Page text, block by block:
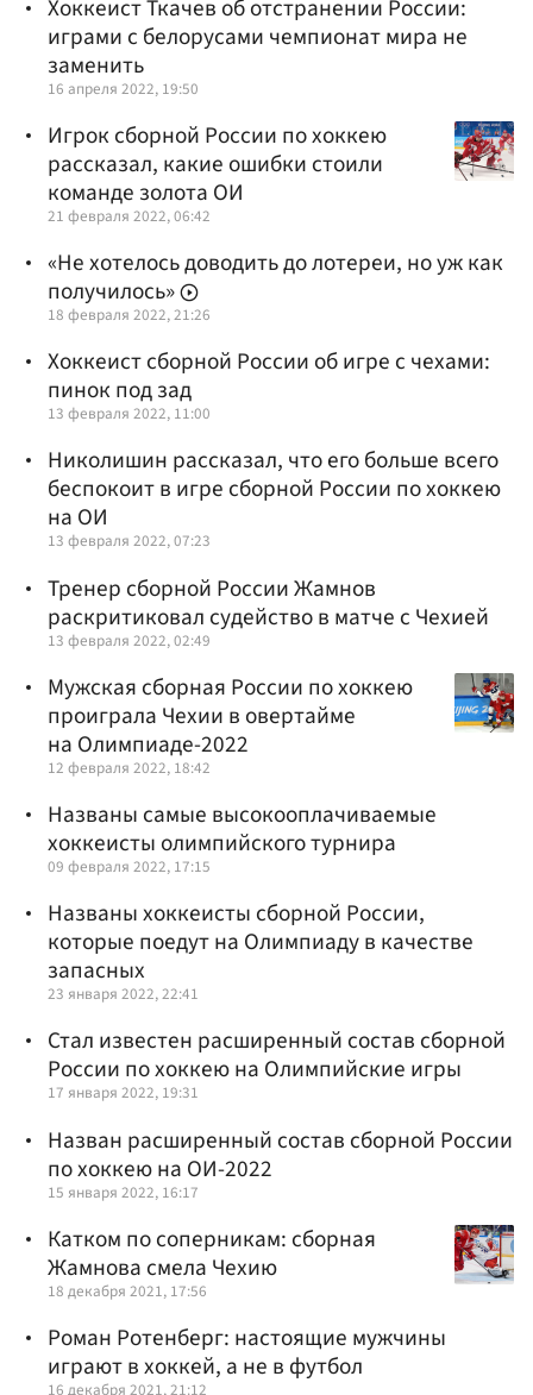
Хоккеист Ткачев об отстранении России:
играми с белорусами чемпионат мира не
заменить
16 апреля 2022, 19:50
Игрок сборной России по хоккею
рассказал, какие ошибки стоили
команде золота ОИ
21 февраля 2022, 06:42
«Не хотелось доводить до лотереи, но уж как
получилось»
18 февраля 2022, 21:26
Хоккеист сборной России об игре с чехами:
пинок под зад
13 февраля 2022, 11:00
Николишин рассказал, что его больше всего
беспокоит в игре сборной России по хоккею
на ОИ
13 февраля 2022, 07:23
Тренер сборной России Жамнов
раскритиковал судейство в матче с Чехией
13 февраля 2022, 02:49
Мужская сборная России по хоккею
проиграла Чехии в овертайме
на Олимпиаде-2022
12 февраля 2022, 18:42
Названы самые высокооплачиваемые
хоккеисты олимпийского турнира
09 февраля 2022, 17:15
Названы хоккеисты сборной России,
которые поедут на Олимпиаду в качестве
запасных
23 января 2022, 22:41
Стал известен расширенный состав сборной
России по хоккею на Олимпийские игры
17 января 2022, 19:31
Назван расширенный состав сборной России
по хоккею на ОИ-2022
15 января 2022, 16:17
Катком по соперникам: сборная
Жамнова смела Чехию
18 декабря 2021, 17:56
Роман Ротенберг: настоящие мужчины
играют в хоккей, а не в футбол
16 декабря 2021, 21:12